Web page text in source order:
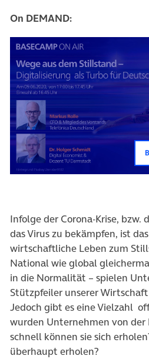
On DEMAND:
Infolge der Corona-Krise, bzw.
das Virus zu bekämpfen, ist
wirtschaftliche Leben zum
National wie global
in die Normalität – spielen
Stützpfeiler unserer
Jedoch gibt es eine Vielzahl
wurden Unternehmen von der
schnell können sie sich
überhaupt erholen?